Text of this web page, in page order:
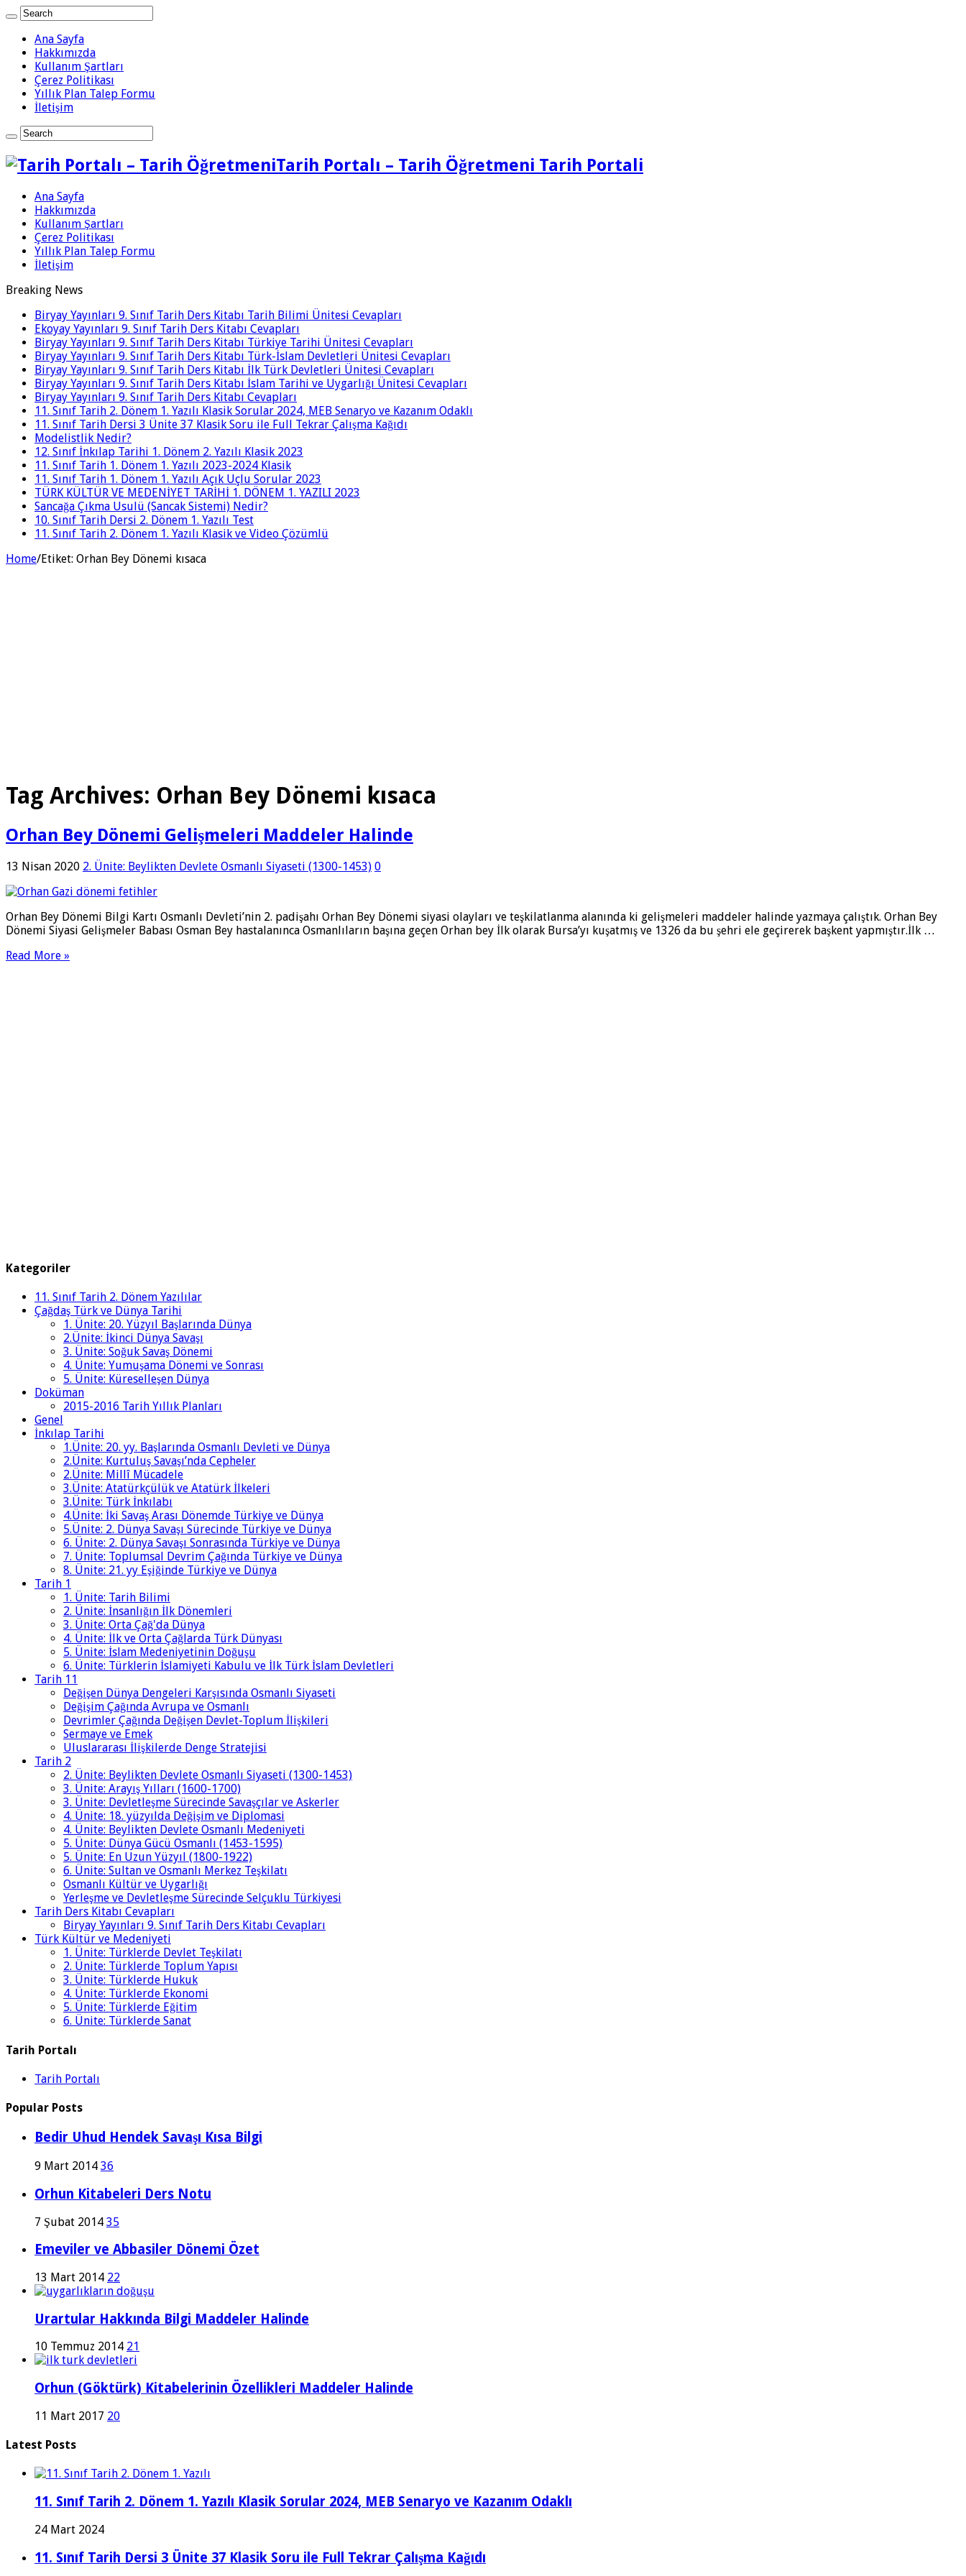
Ana Sayfa
Hakkımızda
Kullanım Şartları
Çerez Politikası
Yıllık Plan Talep Formu
İletişim
Tarih Portalı – Tarih Öğretmeni Tarih Portali
Ana Sayfa
Hakkımızda
Kullanım Şartları
Çerez Politikası
Yıllık Plan Talep Formu
İletişim
Breaking News
Biryay Yayınları 9. Sınıf Tarih Ders Kitabı Tarih Bilimi Ünitesi Cevapları
Ekoyay Yayınları 9. Sınıf Tarih Ders Kitabı Cevapları
Biryay Yayınları 9. Sınıf Tarih Ders Kitabı Türkiye Tarihi Ünitesi Cevapları
Biryay Yayınları 9. Sınıf Tarih Ders Kitabı Türk-İslam Devletleri Ünitesi Cevapları
Biryay Yayınları 9. Sınıf Tarih Ders Kitabı İlk Türk Devletleri Ünitesi Cevapları
Biryay Yayınları 9. Sınıf Tarih Ders Kitabı İslam Tarihi ve Uygarlığı Ünitesi Cevapları
Biryay Yayınları 9. Sınıf Tarih Ders Kitabı Cevapları
11. Sınıf Tarih 2. Dönem 1. Yazılı Klasik Sorular 2024, MEB Senaryo ve Kazanım Odaklı
11. Sınıf Tarih Dersi 3 Ünite 37 Klasik Soru ile Full Tekrar Çalışma Kağıdı
Modelistlik Nedir?
12. Sınıf İnkılap Tarihi 1. Dönem 2. Yazılı Klasik 2023
11. Sınıf Tarih 1. Dönem 1. Yazılı 2023-2024 Klasik
11. Sınıf Tarih 1. Dönem 1. Yazılı Açık Uçlu Sorular 2023
TÜRK KÜLTÜR VE MEDENİYET TARİHİ 1. DÖNEM 1. YAZILI 2023
Sancağa Çıkma Usulü (Sancak Sistemi) Nedir?
10. Sınıf Tarih Dersi 2. Dönem 1. Yazılı Test
11. Sınıf Tarih 2. Dönem 1. Yazılı Klasik ve Video Çözümlü
Home/Etiket: Orhan Bey Dönemi kısaca
Tag Archives: Orhan Bey Dönemi kısaca
Orhan Bey Dönemi Gelişmeleri Maddeler Halinde
13 Nisan 2020 2. Ünite: Beylikten Devlete Osmanlı Siyaseti (1300-1453) 0
Orhan Bey Dönemi Bilgi Kartı Osmanlı Devleti’nin 2. padişahı Orhan Bey Dönemi siyasi olayları ve teşkilatlanma alanında ki gelişmeleri maddeler halinde yazmaya çalıştık. Orhan Bey
Dönemi Siyasi Gelişmeler Babası Osman Bey hastalanınca Osmanlıların başına geçen Orhan bey İlk olarak Bursa’yı kuşatmış ve 1326 da bu şehri ele geçirerek başkent yapmıştır.İlk …
Read More »
Kategoriler
11. Sınıf Tarih 2. Dönem Yazılılar
Çağdaş Türk ve Dünya Tarihi
1. Ünite: 20. Yüzyıl Başlarında Dünya
2.Ünite: İkinci Dünya Savaşı
3. Ünite: Soğuk Savaş Dönemi
4. Ünite: Yumuşama Dönemi ve Sonrası
5. Ünite: Küreselleşen Dünya
Doküman
2015-2016 Tarih Yıllık Planları
Genel
İnkılap Tarihi
1.Ünite: 20. yy. Başlarında Osmanlı Devleti ve Dünya
2.Ünite: Kurtuluş Savaşı’nda Cepheler
2.Ünite: Millî Mücadele
3.Ünite: Atatürkçülük ve Atatürk İlkeleri
3.Ünite: Türk İnkılabı
4.Ünite: İki Savaş Arası Dönemde Türkiye ve Dünya
5.Ünite: 2. Dünya Savaşı Sürecinde Türkiye ve Dünya
6. Ünite: 2. Dünya Savaşı Sonrasında Türkiye ve Dünya
7. Ünite: Toplumsal Devrim Çağında Türkiye ve Dünya
8. Ünite: 21. yy Eşiğinde Türkiye ve Dünya
Tarih 1
1. Ünite: Tarih Bilimi
2. Ünite: İnsanlığın İlk Dönemleri
3. Ünite: Orta Çağ'da Dünya
4. Ünite: İlk ve Orta Çağlarda Türk Dünyası
5. Ünite: İslam Medeniyetinin Doğuşu
6. Ünite: Türklerin İslamiyeti Kabulu ve İlk Türk İslam Devletleri
Tarih 11
Değişen Dünya Dengeleri Karşısında Osmanlı Siyaseti
Değişim Çağında Avrupa ve Osmanlı
Devrimler Çağında Değişen Devlet-Toplum İlişkileri
Sermaye ve Emek
Uluslararası İlişkilerde Denge Stratejisi
Tarih 2
2. Ünite: Beylikten Devlete Osmanlı Siyaseti (1300-1453)
3. Ünite: Arayış Yılları (1600-1700)
3. Ünite: Devletleşme Sürecinde Savaşçılar ve Askerler
4. Ünite: 18. yüzyılda Değişim ve Diplomasi
4. Ünite: Beylikten Devlete Osmanlı Medeniyeti
5. Ünite: Dünya Gücü Osmanlı (1453-1595)
5. Ünite: En Uzun Yüzyıl (1800-1922)
6. Ünite: Sultan ve Osmanlı Merkez Teşkilatı
Osmanlı Kültür ve Uygarlığı
Yerleşme ve Devletleşme Sürecinde Selçuklu Türkiyesi
Tarih Ders Kitabı Cevapları
Biryay Yayınları 9. Sınıf Tarih Ders Kitabı Cevapları
Türk Kültür ve Medeniyeti
1. Ünite: Türklerde Devlet Teşkilatı
2. Ünite: Türklerde Toplum Yapısı
3. Ünite: Türklerde Hukuk
4. Ünite: Türklerde Ekonomi
5. Ünite: Türklerde Eğitim
6. Ünite: Türklerde Sanat
Tarih Portalı
Tarih Portalı
Popular Posts
Bedir Uhud Hendek Savaşı Kısa Bilgi
9 Mart 2014 36
Orhun Kitabeleri Ders Notu
7 Şubat 2014 35
Emeviler ve Abbasiler Dönemi Özet
13 Mart 2014 22
Urartular Hakkında Bilgi Maddeler Halinde
10 Temmuz 2014 21
Orhun (Göktürk) Kitabelerinin Özellikleri Maddeler Halinde
11 Mart 2017 20
Latest Posts
11. Sınıf Tarih 2. Dönem 1. Yazılı Klasik Sorular 2024, MEB Senaryo ve Kazanım Odaklı
24 Mart 2024
11. Sınıf Tarih Dersi 3 Ünite 37 Klasik Soru ile Full Tekrar Çalışma Kağıdı